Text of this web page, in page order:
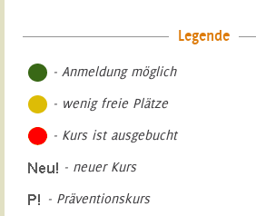
Legende
- Anmeldung möglich
- wenig freie Plätze
- Kurs ist ausgebucht
- neuer Kurs
- Präventionskurs